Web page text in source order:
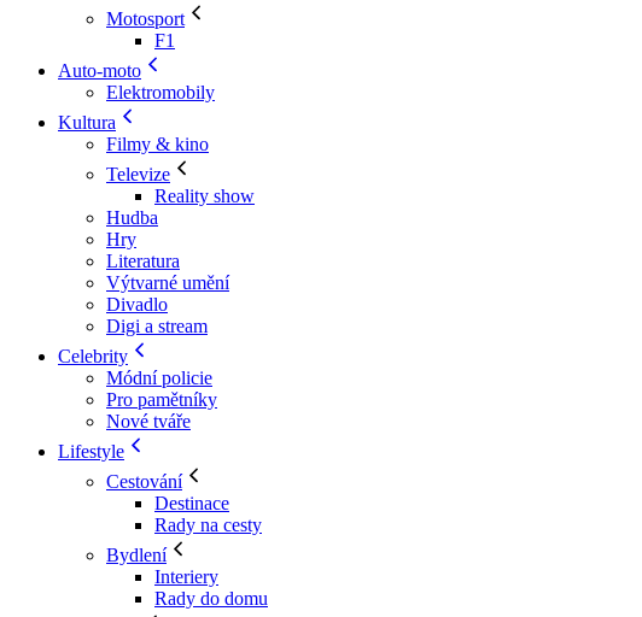
Motosport
F1
Auto-moto
Elektromobily
Kultura
Filmy & kino
Televize
Reality show
Hudba
Hry
Literatura
Výtvarné umění
Divadlo
Digi a stream
Celebrity
Módní policie
Pro pamětníky
Nové tváře
Lifestyle
Cestování
Destinace
Rady na cesty
Bydlení
Interiery
Rady do domu